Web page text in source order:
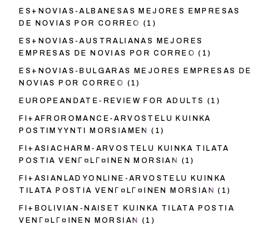
ES+NOVIAS-ALBANESAS MEJORES EMPRESAS
DE NOVIAS POR CORREO (1)
ES+NOVIAS-AUSTRALIANAS MEJORES
EMPRESAS DE NOVIAS POR CORREO (1)
ES+NOVIAS-BULGARAS MEJORES EMPRESAS DE
NOVIAS POR CORREO (1)
EUROPEANDATE-REVIEW FOR ADULTS (1)
FI+AFROROMANCE-ARVOSTELU KUINKA
POSTIMYYNTI MORSIAMEN
(1)
FI+ASIACHARM-ARVOSTELU KUINKA TILATA
POSTIA VENГ¤LГ¤INEN MORSIAN
(1)
FI+ASIANLADYONLINE-ARVOSTELU KUINKA
TILATA POSTIA VENГ¤LГ¤INEN MORSIAN (1)
FI+BOLIVIAN-NAISET KUINKA TILATA POSTIA
VENГ¤LГ¤INEN MORSIAN
(1)